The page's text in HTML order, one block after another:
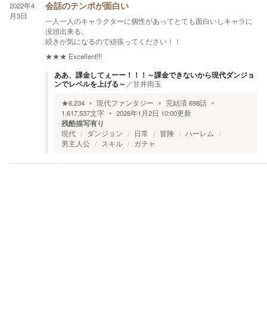
2022年4
月3日
会話のテンポが面白い
一人一人のキャラクターに個性があってとても面白いしキャラに
没頭出来る。
続きが気になるので頑張ってください！！
★★★ Excellent!!!
ああ、課金してぇーー！！！～課金できないから現代ダンジョ
ンでレベルを上げる～ ／甘井雨玉
★6,234 現代ファンタジー 完結済698話
1,617,537文字 2026年1月2日 10:00更新
残酷描写有り
現代 ダンジョン 日常 冒険
ハーレム
男主人公
スキル ガチャ